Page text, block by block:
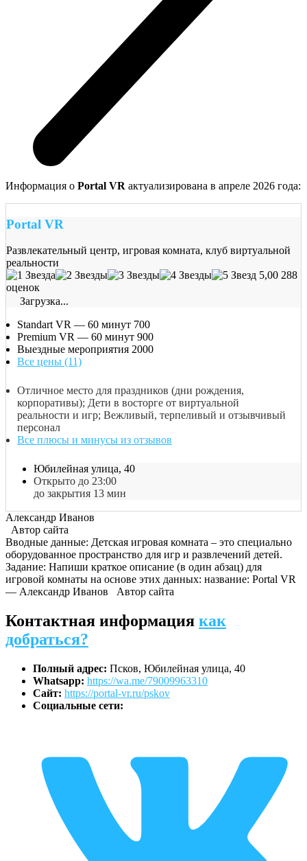
Информация о Portal VR актуализирована в апреле 2026 года:
Portal VR
Развлекательный центр, игровая комната, клуб виртуальной
реальности
5,00 288
оценок
Загрузка...
Standart VR — 60 минут 700
Premium VR — 60 минут 900
Выездные мероприятия 2000
Все цены (11)
Отличное место для праздников (дни рождения,
корпоративы); Дети в восторге от виртуальной
реальности и игр; Вежливый, терпеливый и отзывчивый
персонал
Все плюсы и минусы из отзывов
Юбилейная улица, 40
Открыто до 23:00
до закрытия 13 мин
Александр Иванов
Автор сайта
Вводные данные: Детская игровая комната – это специально
оборудованное пространство для игр и развлечений детей.
Задание: Напиши краткое описание (в один абзац) для
игровой комнаты на основе этих данных: название: Portal VR
— Александр Иванов Автор сайта
Контактная информация как
добраться?
Полный адрес: Псков, Юбилейная улица, 40
Whatsapp: https://wa.me/79009963310
Сайт: https://portal-vr.ru/pskov
Социальные сети: